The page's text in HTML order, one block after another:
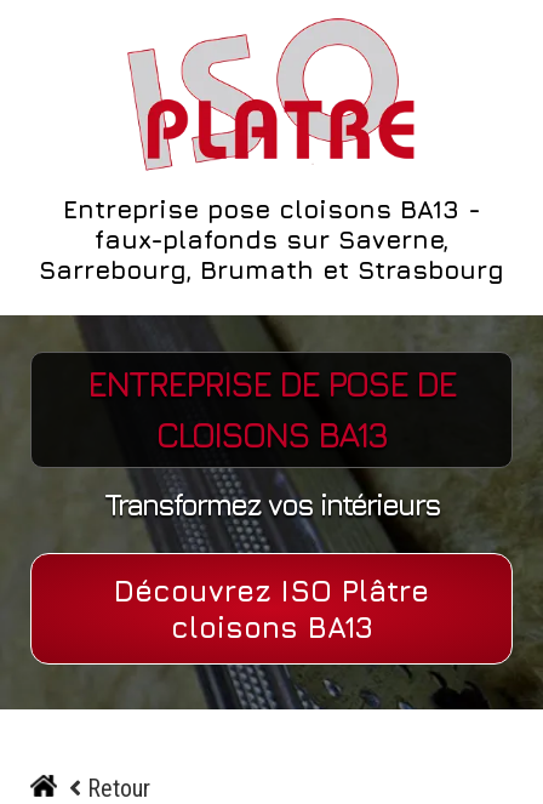
Entreprise pose cloisons BA13 -
faux-plafonds sur Saverne,
Sarrebourg, Brumath et Strasbourg
ENTREPRISE DE POSE DE
CLOISONS BA13
Transformez vos intérieurs
Découvrez ISO Plâtre
cloisons BA13
Retour